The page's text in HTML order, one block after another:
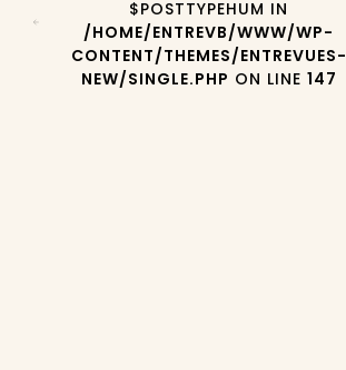
$POSTTYPEHUM IN
/HOME/ENTREVB/WWW/WP-
CONTENT/THEMES/ENTREVUES-
NEW/SINGLE.PHP ON LINE 147